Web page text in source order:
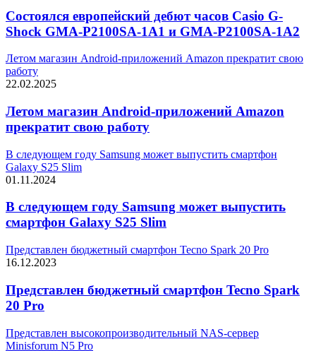
Состоялся европейский дебют часов Casio G-
Shock GMA-P2100SA-1A1 и GMA-P2100SA-1A2
Летом магазин Android-приложений Amazon прекратит свою
работу
22.02.2025
Летом магазин Android-приложений Amazon
прекратит свою работу
В следующем году Samsung может выпустить смартфон
Galaxy S25 Slim
01.11.2024
В следующем году Samsung может выпустить
смартфон Galaxy S25 Slim
Представлен бюджетный смартфон Tecno Spark 20 Pro
16.12.2023
Представлен бюджетный смартфон Tecno Spark
20 Pro
Представлен высокопроизводительный NAS-сервер
Minisforum N5 Pro